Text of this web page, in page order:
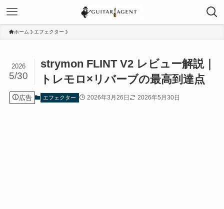
ホーム エフェクター
strymon FLINT V2 レビュー解説｜
トレモロ×リバーブの最高到達点
2026
5/30
広告 エフェクター 2026年3月26日 2026年5月30日